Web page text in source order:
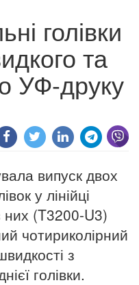
голівки
та
УФ-друку
випуск двох
у лінійці
(T3200-U3)
чотириколірний
з
голівки.